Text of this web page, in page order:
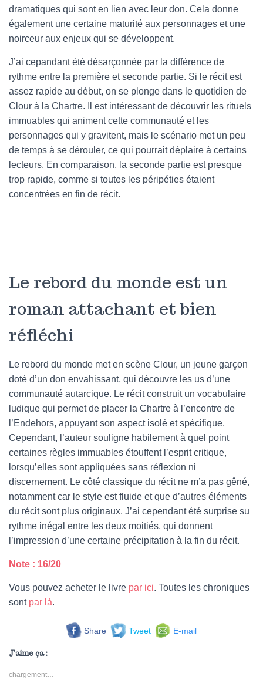
dramatiques qui sont en lien avec leur don. Cela donne
également une certaine maturité aux personnages et une
noirceur aux enjeux qui se développent.
J’ai cepandant été désarçonnée par la différence de
rythme entre la première et seconde partie. Si le récit est
assez rapide au début, on se plonge dans le quotidien de
Clour à la Chartre. Il est intéressant de découvrir les rituels
immuables qui animent cette communauté et les
personnages qui y gravitent, mais le scénario met un peu
de temps à se dérouler, ce qui pourrait déplaire à certains
lecteurs. En comparaison, la seconde partie est presque
trop rapide, comme si toutes les péripéties étaient
concentrées en fin de récit.
Le rebord du monde est un
roman attachant et bien
réfléchi
Le rebord du monde met en scène Clour, un jeune garçon
doté d’un don envahissant, qui découvre les us d’une
communauté autarcique. Le récit construit un vocabulaire
ludique qui permet de placer la Chartre à l’encontre de
l’Endehors, appuyant son aspect isolé et spécifique.
Cependant, l’auteur souligne habilement à quel point
certaines règles immuables étouffent l’esprit critique,
lorsqu’elles sont appliquées sans réflexion ni
discernement. Le côté classique du récit ne m’a pas gêné,
notamment car le style est fluide et que d’autres éléments
du récit sont plus originaux. J’ai cependant été surprise su
rythme inégal entre les deux moitiés, qui donnent
l’impression d’une certaine précipitation à la fin du récit.
Note : 16/20
Vous pouvez acheter le livre par ici. Toutes les chroniques
sont par là.
Share Tweet E-mail
J’aime ça :
chargement…